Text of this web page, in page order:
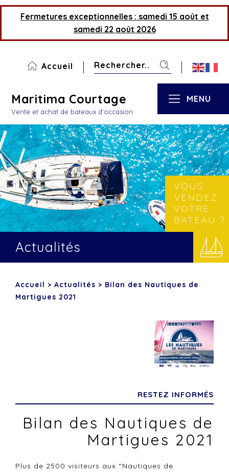
Fermetures exceptionnelles : samedi 15 août et
samedi 22 août 2026
Accueil
Maritima Courtage
Vente et achat de bateaux d'occasion
MENU
VOUS
VENDEZ
VOTRE
BATEAU ?
Actualités
Accueil > Actualités > Bilan des Nautiques de
Martigues 2021
RESTEZ INFORMÉS
Bilan des Nautiques de
Martigues 2021
Plus de 2500 visiteurs aux “Nautiques de